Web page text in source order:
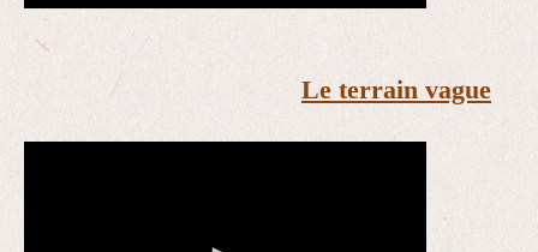
Le terrain vague